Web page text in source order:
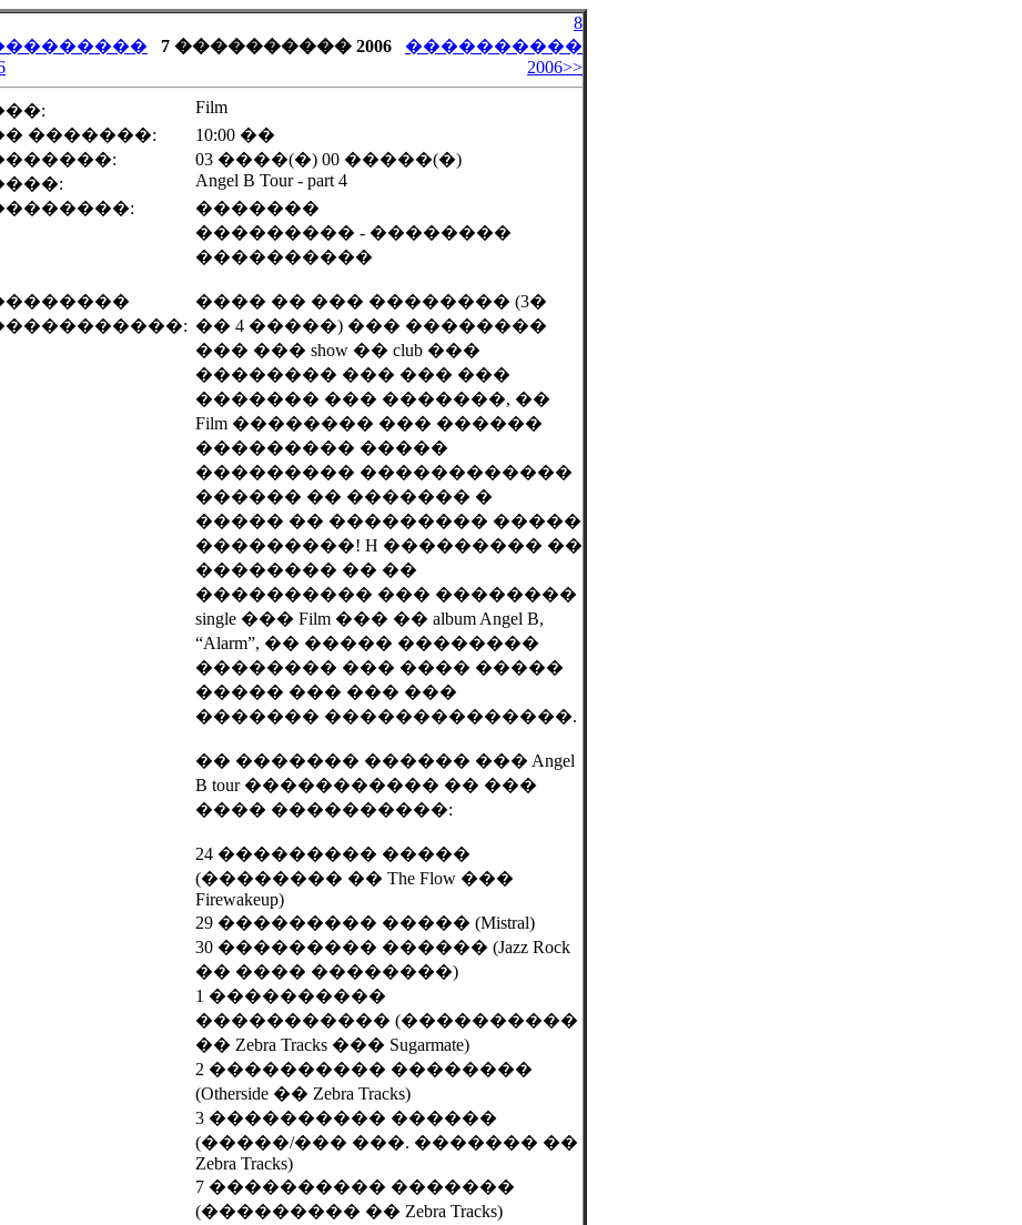
7 ���������� 2006
8
����������
2006>>
Film
�������:
10:00 ��
03 ����(�) 00 �����(�)
Angel B Tour - part 4
�������
��������� - ��������
����������
���� �� ��� �������� (3�
�� 4 �����) ��� ��������
��� ��� show �� club ���
�������� ��� ��� ���
������� ��� �������, ��
Film �������� ��� ������
��������� �����
��������� ������������
������ �� ������� �
����� �� ��������� �����
���������! H ��������� ��
�������� �� ��
���������� ��� ��������
single ��� Film ��� �� album Angel B,
“Alarm”, �� ����� ��������
�������� ��� ���� �����
����� ��� ��� ���
������� ��������������.
�� ������� ������ ��� Angel
B tour ����������� �� ���
���� ����������:
24 ��������� �����
(�������� �� The Flow ���
Firewakeup)
29 ��������� ����� (Mistral)
30 ��������� ������ (Jazz Rock
�� ���� ��������)
1 ����������
����������� (����������
�� Zebra Tracks ��� Sugarmate)
2 ���������� ��������
(Otherside �� Zebra Tracks)
3 ���������� ������
(�����/��� ���. ������� ��
Zebra Tracks)
7 ���������� �������
(��������� �� Zebra Tracks)